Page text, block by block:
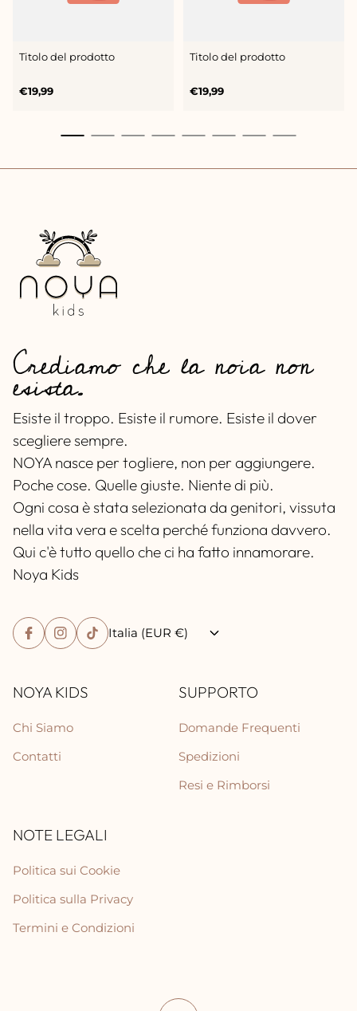
Titolo del prodotto
Prezzo
€19,99
Titolo del prodotto
Prezzo
€19,99
Crediamo che la noia non
esista.
Esiste il troppo. Esiste il rumore. Esiste il dover
scegliere sempre.
NOYA nasce per togliere, non per aggiungere.
Poche cose. Quelle giuste. Niente di più.
Ogni cosa è stata selezionata da genitori, vissuta
nella vita vera e scelta perché funziona davvero.
Qui c'è tutto quello che ci ha fatto innamorare.
Noya Kids
Italia (EUR €)
NOYA KIDS
Chi Siamo
Contatti
SUPPORTO
Domande Frequenti
Spedizioni
Resi e Rimborsi
NOTE LEGALI
Politica sui Cookie
Politica sulla Privacy
Termini e Condizioni